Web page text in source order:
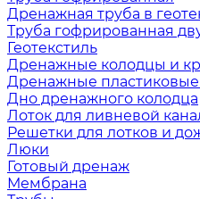
Дренажная труба в
Труба гофрированная
Геотекстиль
Дренажные колодцы и
Дренажные
Дно дренажного колодца
Лоток для ливневой
Решетки для лотков и
Люки
Готовый дренаж
Мембрана